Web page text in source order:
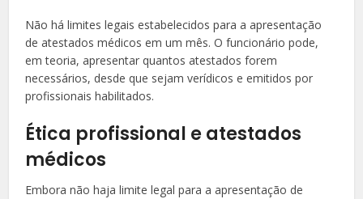
Não há limites legais estabelecidos para a apresentação
de atestados médicos em um mês. O funcionário pode,
em teoria, apresentar quantos atestados forem
necessários, desde que sejam verídicos e emitidos por
profissionais habilitados.
Ética profissional e atestados
médicos
Embora não haja limite legal para a apresentação de